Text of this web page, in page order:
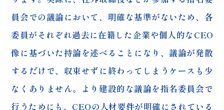
員会での議論において、明確な基準がないため、各
委員がそれぞれ過去に在籍した企業や個人的なCEO
像に基づいた持論を述べることになり、議論が発散
するだけで、収束せずに終わってしまうケースも少
なくありません。より建設的な議論を指名委員会で
行うためにも、CEOの人材要件が明確にされている